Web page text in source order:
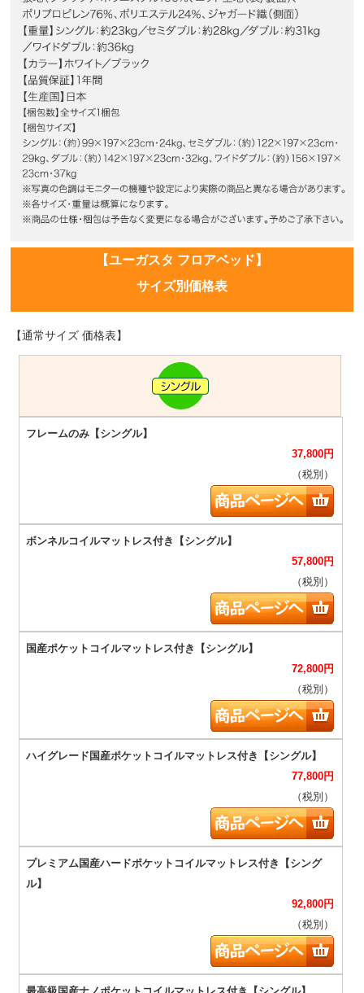
【ユーガスタ フロアベッド】
サイズ別価格表
【通常サイズ 価格表】
37,800円
（税別）
57,800円
（税別）
72,800円
（税別）
77,800円
（税別）
92,800円
（税別）